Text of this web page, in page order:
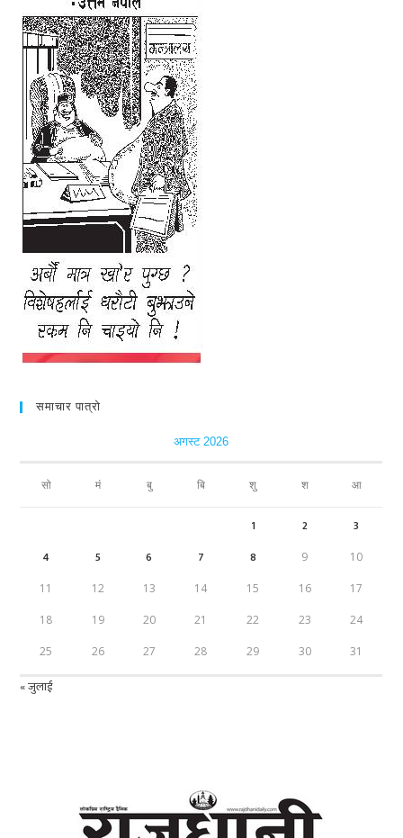
समाचार पात्रो
अगस्ट 2026
सो मं बु बि शु श आ
1 2
3
4
5 6 7 8 9 10
11 12 13 14 15 16 17
18 19 20 21 22 23 24
25 26 27 28 29 30 31
« जुलाई